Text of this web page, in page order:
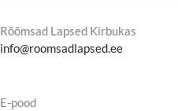
Rõõmsad Lapsed Kirbukas
info@roomsadlapsed.ee
E-pood